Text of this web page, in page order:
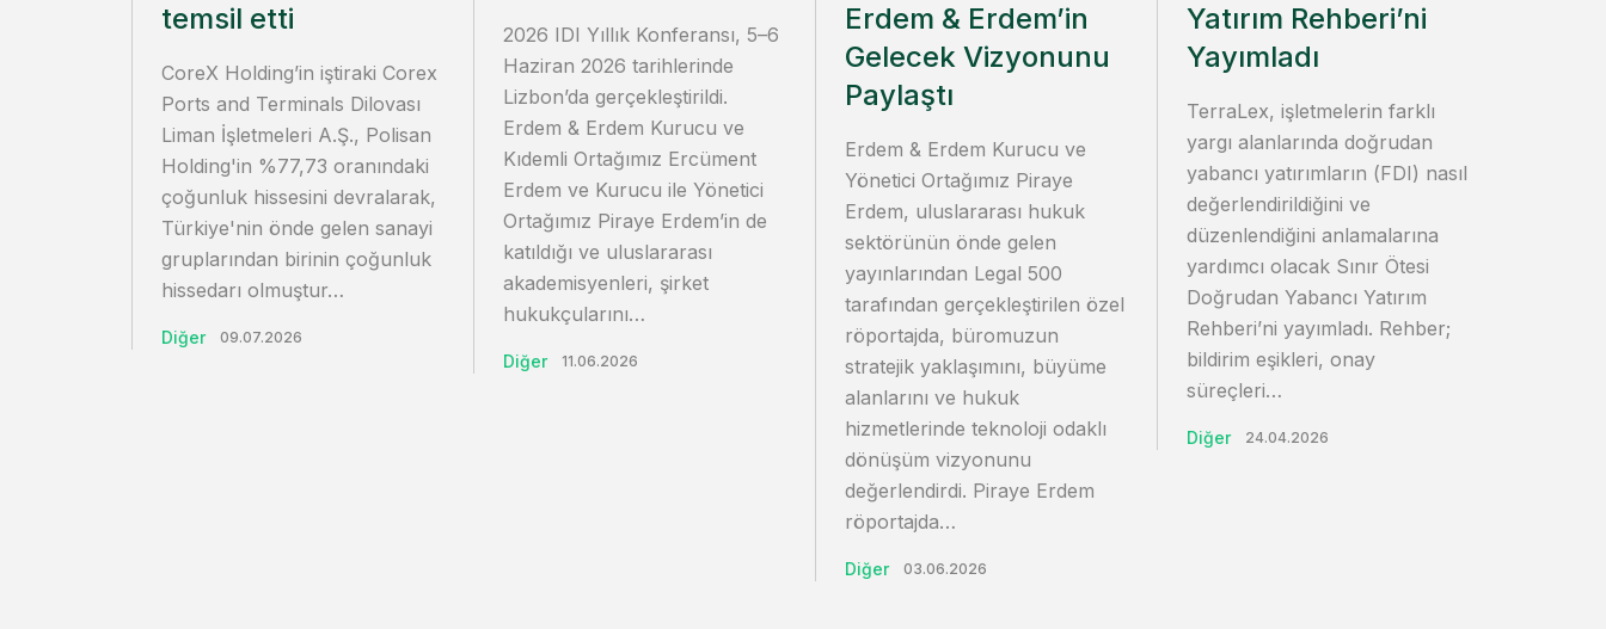
temsil etti
CoreX Holding’in iştiraki Corex
Ports and Terminals Dilovası
Liman İşletmeleri A.Ş., Polisan
Holding'in %77,73 oranındaki
çoğunluk hissesini devralarak,
Türkiye'nin önde gelen sanayi
gruplarından birinin çoğunluk
hissedarı olmuştur…
Diğer 09.07.2026
2026 IDI Yıllık Konferansı, 5–6
Haziran 2026 tarihlerinde
Lizbon’da gerçekleştirildi.
Erdem & Erdem Kurucu ve
Kıdemli Ortağımız Ercüment
Erdem ve Kurucu ile Yönetici
Ortağımız Piraye Erdem’in de
katıldığı ve uluslararası
akademisyenleri, şirket
hukukçularını…
Diğer 11.06.2026
Erdem & Erdem’in
Gelecek Vizyonunu
Paylaştı
Erdem & Erdem Kurucu ve
Yönetici Ortağımız Piraye
Erdem, uluslararası hukuk
sektörünün önde gelen
yayınlarından Legal 500
tarafından gerçekleştirilen özel
röportajda, büromuzun
stratejik yaklaşımını, büyüme
alanlarını ve hukuk
hizmetlerinde teknoloji odaklı
dönüşüm vizyonunu
değerlendirdi. Piraye Erdem
röportajda…
Diğer 03.06.2026
Yatırım Rehberi’ni
Yayımladı
TerraLex, işletmelerin farklı
yargı alanlarında doğrudan
yabancı yatırımların (FDI) nasıl
değerlendirildiğini ve
düzenlendiğini anlamalarına
yardımcı olacak Sınır Ötesi
Doğrudan Yabancı Yatırım
Rehberi’ni yayımladı. Rehber;
bildirim eşikleri, onay
süreçleri…
Diğer 24.04.2026